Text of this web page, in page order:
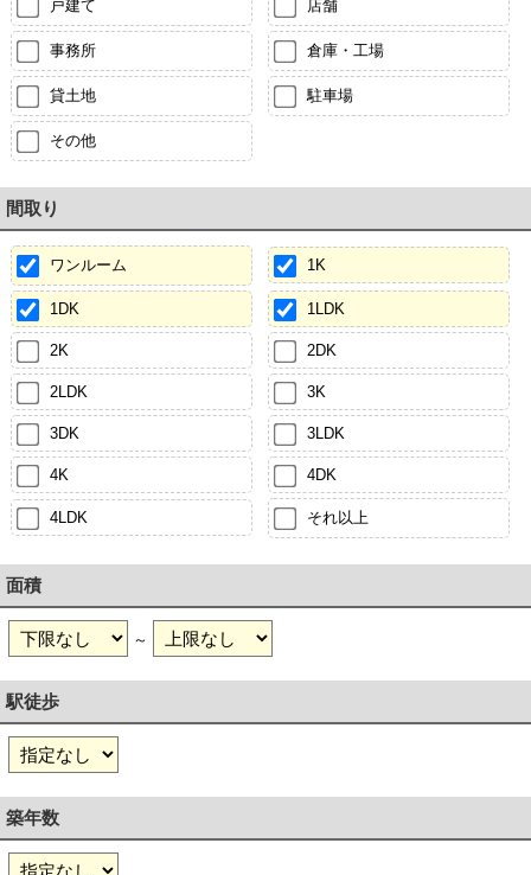
戸建て 店舗
事務所 倉庫・工場
貸土地 駐車場
その他
間取り
ワンルーム 1K
1DK 1LDK
2K 2DK
2LDK 3K
3DK 3LDK
4K 4DK
4LDK それ以上
面積
～
駅徒歩
築年数